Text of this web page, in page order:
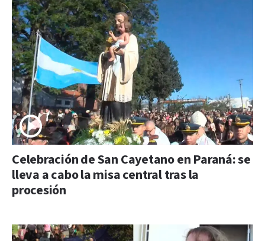
Celebración de San Cayetano en Paraná: se
lleva a cabo la misa central tras la
procesión